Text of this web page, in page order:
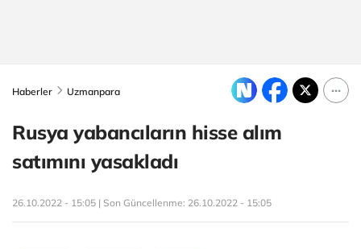
Haberler Uzmanpara
Rusya yabancıların hisse alım
satımını yasakladı
26.10.2022 - 15:05 | Son Güncellenme: 26.10.2022 - 15:05